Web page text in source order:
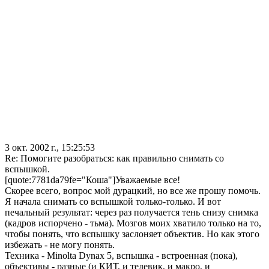
3 окт. 2002 г., 15:25:53
Re: Помогите разобраться: как правильно снимать со
вспышкой.
[quote:7781da79fe="Коша"]Уважаемые все!
Скорее всего, вопрос мой дурацкий, но все же прошу помочь.
Я начала снимать со вспышкой только-только. И вот
печальный результат: через раз получается тень снизу снимка
(кадров испорчено - тьма). Мозгов моих хватило только на то,
чтобы понять, что вспышку заслоняет объектив. Но как этого
избежать - не могу понять.
Техника - Minolta Dynax 5, вспышка - встроенная (пока),
объективы - разные (и КИТ, и телевик, и макро, и